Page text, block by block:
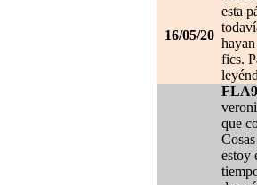
16/05/20
esta
fics.
que
estoy